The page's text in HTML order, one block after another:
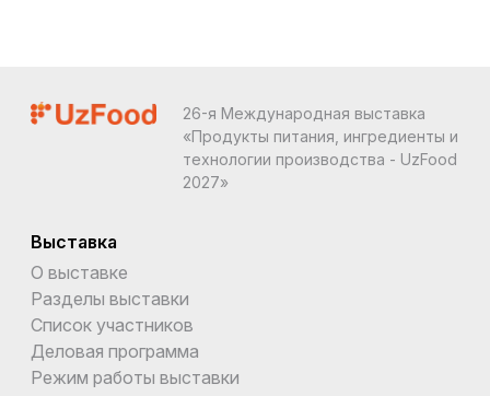
26-я Международная выставка
«Продукты питания, ингредиенты и
технологии производства - UzFood
2027»
Выставка
О выставке
Разделы выставки
Список участников
Деловая программа
Режим работы выставки